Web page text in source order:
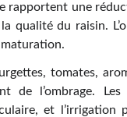
rapportent une
qualité du raisin.
tomates,
de l’ombrage.
et